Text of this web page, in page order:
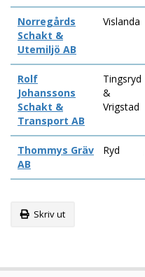
Norregårds
Schakt &
Utemiljö AB
Vislanda
Rolf
Johanssons
Schakt &
Transport AB
Tingsryd
&
Vrigstad
Thommys Gräv
AB
Ryd
Skriv ut